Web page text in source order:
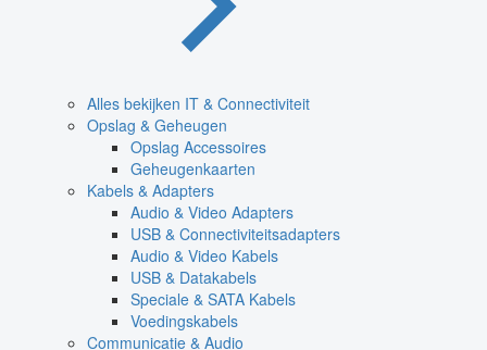
Alles bekijken IT & Connectiviteit
Opslag & Geheugen
Opslag Accessoires
Geheugenkaarten
Kabels & Adapters
Audio & Video Adapters
USB & Connectiviteitsadapters
Audio & Video Kabels
USB & Datakabels
Speciale & SATA Kabels
Voedingskabels
Communicatie & Audio